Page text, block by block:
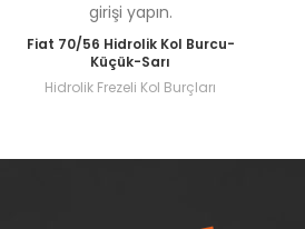
girişi yapın.
Fiat 70/56 Hidrolik Kol Burcu-
Küçük-Sarı
Hidrolik Frezeli Kol Burçları